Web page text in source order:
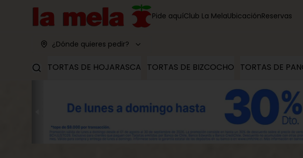
Pide aquíClub La MelaUbicaciónReservas
¿Dónde quieres pedir?
TORTAS DE HOJARASCA TORTAS DE BIZCOCHO TORTAS DE